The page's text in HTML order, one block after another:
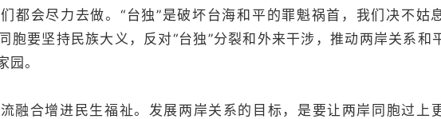
都会尽力去做。“台独”是破坏台海和平的罪魁祸首，我们决不姑
胞要坚持民族大义，反对“台独”分裂和外来干涉，推动两岸关系和
园。
合增进民生福祉。发展两岸关系的目标，是要让两岸同胞过上